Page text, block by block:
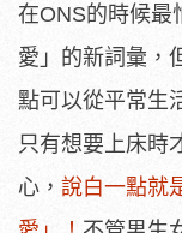
在ONS的時候最
愛」的新詞彙，
點可以從平常生
只有想要上床時
心， 說白一點就